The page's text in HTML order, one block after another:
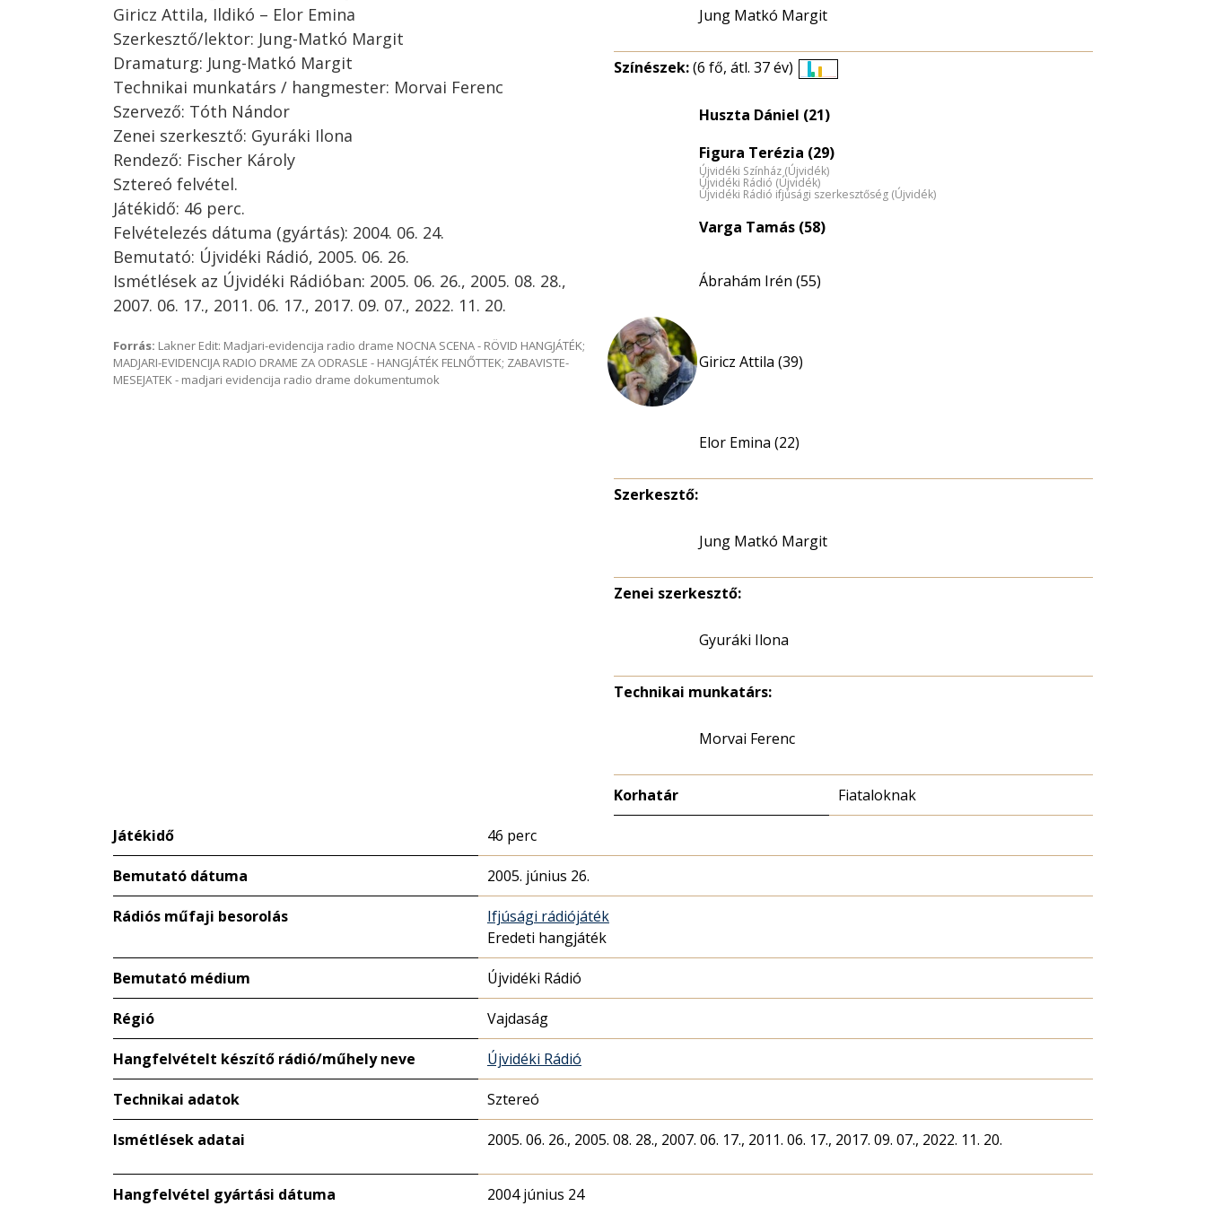
Giricz Attila, Ildikó – Elor Emina
Szerkesztő/lektor: Jung-Matkó Margit
Dramaturg: Jung-Matkó Margit
Technikai munkatárs / hangmester: Morvai Ferenc
Szervező: Tóth Nándor
Zenei szerkesztő: Gyuráki Ilona
Rendező: Fischer Károly
Sztereó felvétel.
Játékidő: 46 perc.
Felvételezés dátuma (gyártás): 2004. 06. 24.
Bemutató: Újvidéki Rádió, 2005. 06. 26.
Ismétlések az Újvidéki Rádióban: 2005. 06. 26., 2005. 08. 28.,
2007. 06. 17., 2011. 06. 17., 2017. 09. 07., 2022. 11. 20.
Forrás: Lakner Edit: Madjari-evidencija radio drame NOCNA SCENA - RÖVID HANGJÁTÉK;
MADJARI-EVIDENCIJA RADIO DRAME ZA ODRASLE - HANGJÁTÉK FELNŐTTEK; ZABAVISTE-
MESEJATEK - madjari evidencija radio drame dokumentumok
Jung Matkó Margit
Színészek:(6 fő, átl. 37 év)
eloszlás
Huszta Dániel (21)
Figura Terézia (29)
Újvidéki Színház (Újvidék)
Újvidéki Rádió (Újvidék)
Újvidéki Rádió ifjúsági szerkesztőség (Újvidék)
Varga Tamás (58)
Ábrahám Irén (55)
Giricz Attila (39)
Elor Emina (22)
Szerkesztő:
Jung Matkó Margit
Zenei szerkesztő:
Gyuráki Ilona
Technikai munkatárs:
Morvai Ferenc
Korhatár Fiataloknak
Játékidő 46 perc
Bemutató dátuma 2005. június 26.
Rádiós műfaji besorolás
Ifjúsági rádiójáték
Eredeti hangjáték
Bemutató médium Újvidéki Rádió
Régió Vajdaság
Hangfelvételt készítő rádió/műhely neve Újvidéki Rádió
Technikai adatok Sztereó
Ismétlések adatai 2005. 06. 26., 2005. 08. 28., 2007. 06. 17., 2011. 06. 17., 2017. 09. 07., 2022. 11. 20.
Hangfelvétel gyártási dátuma 2004 június 24